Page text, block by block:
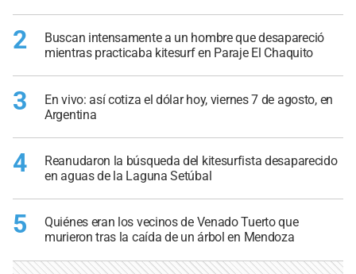
2
Buscan intensamente a un hombre que desapareció
mientras practicaba kitesurf en Paraje El Chaquito
3
En vivo: así cotiza el dólar hoy, viernes 7 de agosto, en
Argentina
4
Reanudaron la búsqueda del kitesurfista desaparecido
en aguas de la Laguna Setúbal
5
Quiénes eran los vecinos de Venado Tuerto que
murieron tras la caída de un árbol en Mendoza